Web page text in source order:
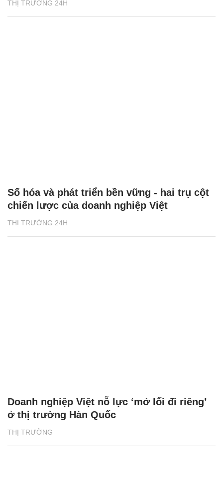
THỊ TRƯỜNG 24H
THỊ TRƯỜNG 24H
Số hóa và phát triển bền vững - hai trụ cột
chiến lược của doanh nghiệp Việt
THỊ TRƯỜNG
Doanh nghiệp Việt nỗ lực ‘mở lối đi riêng’
ở thị trường Hàn Quốc